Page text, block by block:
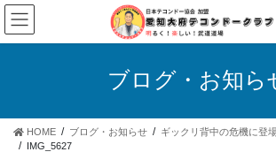
コ
ン
テ
ス
ナ
ビ
ゲ
ン
ブログ・お知ら
HOME ブログ・お知らせ
ギックリ背中の危機に登
IMG_5627